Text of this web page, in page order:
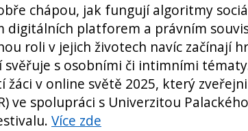
chápou, jak fungují algoritmy
digitálních platforem a právním
roli v jejich životech navíc začínají
s osobními či intimními
žáci v online světě 2025, který
ve spolupráci s Univerzitou
Více zde